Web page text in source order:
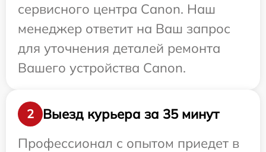
сервисного центра Canon. Наш
менеджер ответит на Ваш запрос
для уточнения деталей ремонта
Вашего устройства Canon.
2
Выезд курьера за 35 минут
Профессионал с опытом приедет в